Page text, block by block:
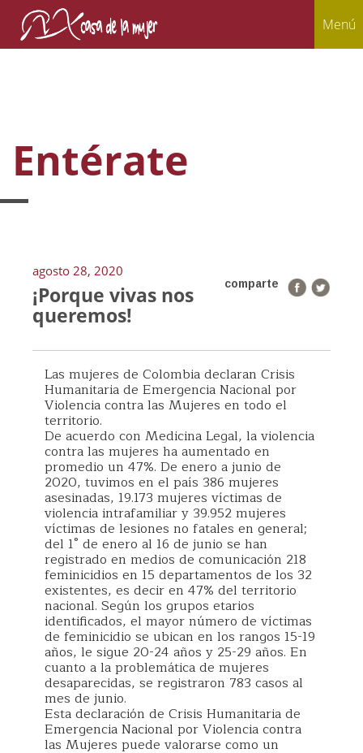
Menú
Entérate
agosto 28, 2020
comparte
¡Porque vivas nos
queremos!
Las mujeres de Colombia declaran Crisis
Humanitaria de Emergencia Nacional por
Violencia contra las Mujeres en todo el
territorio.
De acuerdo con Medicina Legal, la violencia
contra las mujeres ha aumentado en
promedio un 47%. De enero a junio de
2020, tuvimos en el país 386 mujeres
asesinadas, 19.173 mujeres víctimas de
violencia intrafamiliar y 39.952 mujeres
víctimas de lesiones no fatales en general;
del 1° de enero al 16 de junio se han
registrado en medios de comunicación 218
feminicidios en 15 departamentos de los 32
existentes, es decir en 47% del territorio
nacional. Según los grupos etarios
identificados, el mayor número de víctimas
de feminicidio se ubican en los rangos 15-19
años, le sigue 20-24 años y 25-29 años. En
cuanto a la problemática de mujeres
desaparecidas, se registraron 783 casos al
mes de junio.
Esta declaración de Crisis Humanitaria de
Emergencia Nacional por Violencia contra
las Mujeres puede valorarse como un